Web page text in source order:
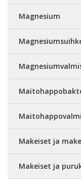
Magnesium
Makeiset ja
Makeiset ja